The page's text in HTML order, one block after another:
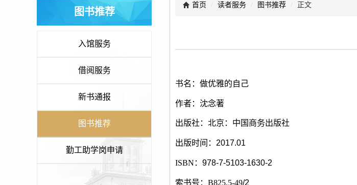
首页 / 读者服务 / 图书推荐 / 正文
书名： 做优雅的自己
作者： 沈念著
出版社： 北京： 中国商务出版社
出版时间： 2017.01
ISBN： 978-7-5103-1630-2
索书号： B825.5-49/2
图书推荐
入馆服务
借阅服务
新书通报
图书推荐
勤工助学岗申请